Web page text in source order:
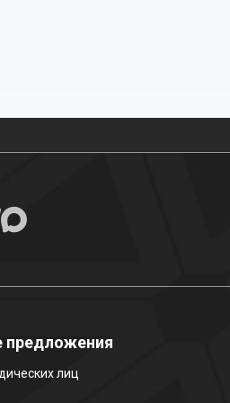
предложения
лиц